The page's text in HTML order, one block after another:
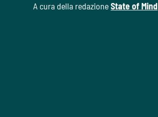
A cura della redazioneState of Mind